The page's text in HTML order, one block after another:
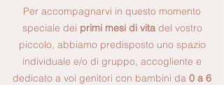
Per accompagnarvi in questo momento
speciale dei primi mesi di vita del vostro
piccolo, abbiamo predisposto uno spazio
individuale e/o di gruppo, accogliente e
dedicato a voi genitori con bambini da 0 a 6